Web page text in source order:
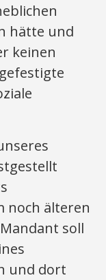
hätte und
keinen
noch älteren
soll
und dort